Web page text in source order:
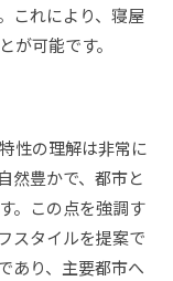
これにより、寝屋
が可能です。
性の理解は非常に
然豊かで、都市と
。この点を強調す
スタイルを提案で
あり、主要都市へ